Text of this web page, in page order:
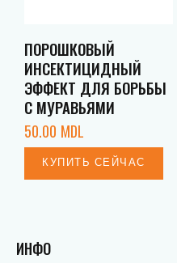
ПОРОШКОВЫЙ
ИНСЕКТИЦИДНЫЙ
ЭФФЕКТ ДЛЯ БОРЬБЫ
С МУРАВЬЯМИ
50.00 MDL
КУПИТЬ СЕЙЧАС
ИНФО